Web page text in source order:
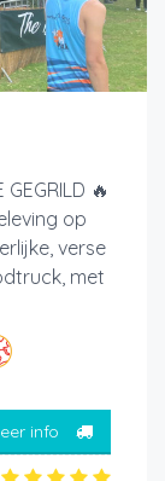
GEGRILD 🔥
op
verse
met
info